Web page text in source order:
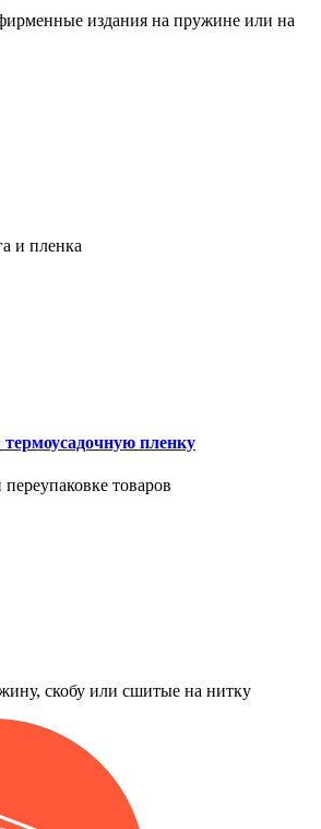
издания на пружине или на
и пленка
пленку
товаров
скобу или сшитые на нитку